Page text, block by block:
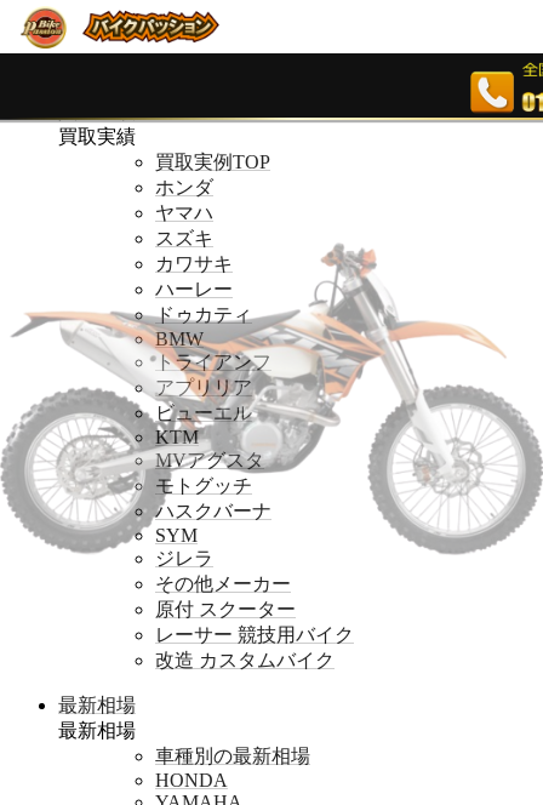
ホームページ
買取実績
買取実例TOP
ホンダ
ヤマハ
スズキ
カワサキ
ハーレー
ドゥカティ
BMW
トライアンフ
アプリリア
ビューエル
KTM
MVアグスタ
モトグッチ
ハスクバーナ
SYM
ジレラ
その他メーカー
原付 スクーター
レーサー 競技用バイク
改造 カスタムバイク
最新相場
最新相場
車種別の最新相場
HONDA